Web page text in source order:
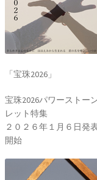
「宝珠2026」
宝珠2026パワーストー
レット特集
２０２６年１月６日発
開始